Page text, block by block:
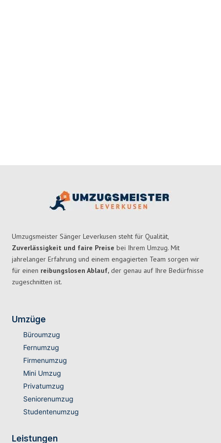
Umzugsmeister Sänger Leverkusen steht für Qualität,
Zuverlässigkeit und faire Preise bei Ihrem Umzug. Mit
jahrelanger Erfahrung und einem engagierten Team sorgen wir
für einen reibungslosen Ablauf, der genau auf Ihre Bedürfnisse
zugeschnitten ist.
Umzüge
Büroumzug
Fernumzug
Firmenumzug
Mini Umzug
Privatumzug
Seniorenumzug
Studentenumzug
Leistungen